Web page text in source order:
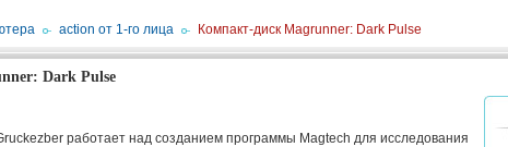
/ action от 1-го лица / Компакт-диск Magrunner: Dark Pulse
Dark Pulse
работает над созданием программы Magtech для исследования